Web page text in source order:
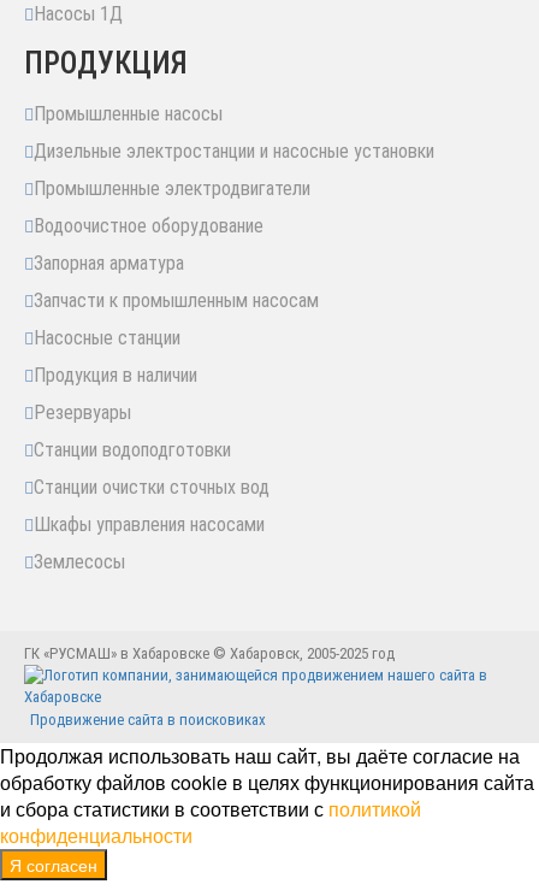
Насосы 1Д
ПРОДУКЦИЯ
Промышленные насосы
Дизельные электростанции и насосные установки
Промышленные электродвигатели
Водоочистное оборудование
Запорная арматура
Запчасти к промышленным насосам
Насосные станции
Продукция в наличии
Резервуары
Станции водоподготовки
Станции очистки сточных вод
Шкафы управления насосами
Землесосы
ГК «РУСМАШ» в Хабаровске © Хабаровск, 2005-2025 год
Продвижение сайта в поисковиках
Продолжая использовать наш сайт, вы даёте согласие на
обработку файлов cookie в целях функционирования сайта
и сбора статистики в соответствии с политикой
конфиденциальности
Я согласен